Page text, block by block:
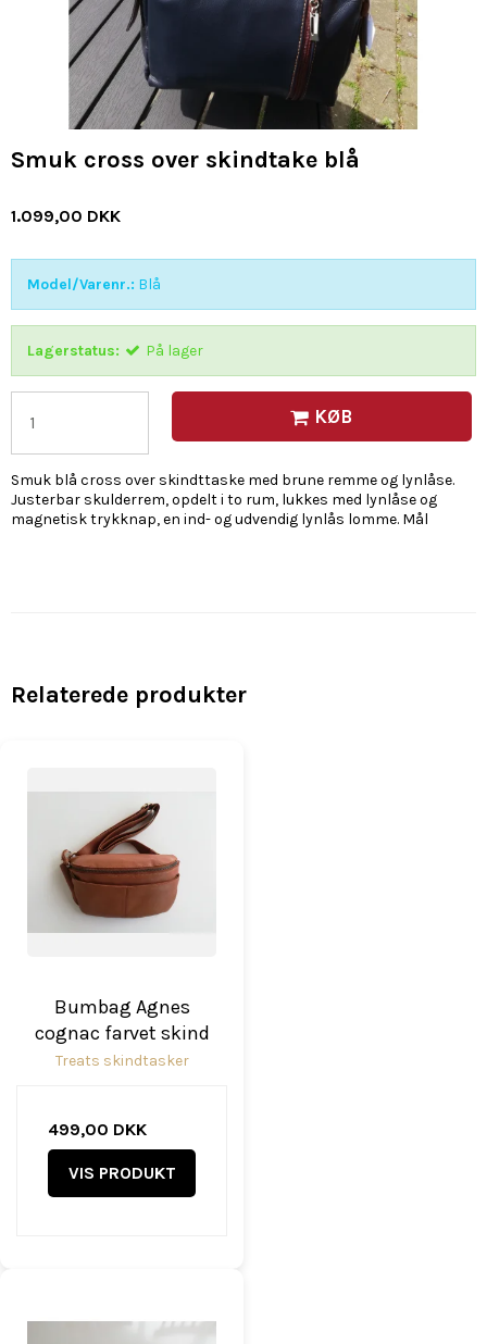
Smuk cross over skindtake blå
1.099,00 DKK
Model/Varenr.: Blå
Lagerstatus: På lager
KØB
Smuk blå cross over skindttaske med brune remme og lynlåse.
Justerbar skulderrem, opdelt i to rum, lukkes med lynlåse og
magnetisk trykknap, en ind- og udvendig lynlås lomme. Mål
Relaterede produkter
Bumbag Agnes
cognac farvet skind
Treats skindtasker
499,00 DKK
VIS PRODUKT